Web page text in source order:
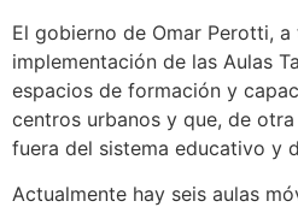
El gobierno de Omar Perotti,
implementación de las Aulas
espacios de formación y
centros urbanos y que, de
fuera del sistema educativo y
Actualmente hay seis aulas